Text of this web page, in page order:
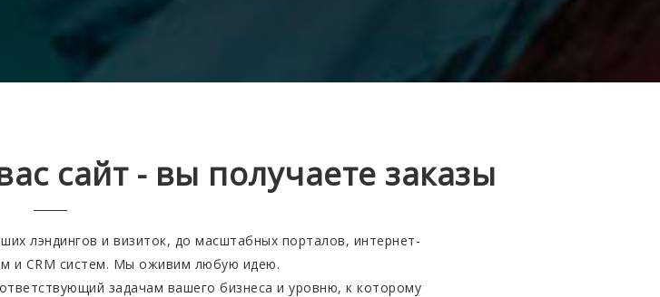
сайт - вы получаете заказы
лэндингов и визиток, до масштабных порталов, интернет-
и CRM систем. Мы оживим любую идею.
задачам вашего бизнеса и уровню, к которому